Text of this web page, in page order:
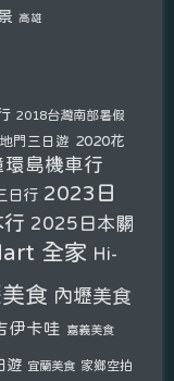
高雄
2018台灣南部暑假
門三日遊
2020花
島機車行
日行 2023日
2025日本關
全家 Hi-
食 內壢美食
伊卡哇 嘉義美食
遊 宜蘭美食 家鄉空拍